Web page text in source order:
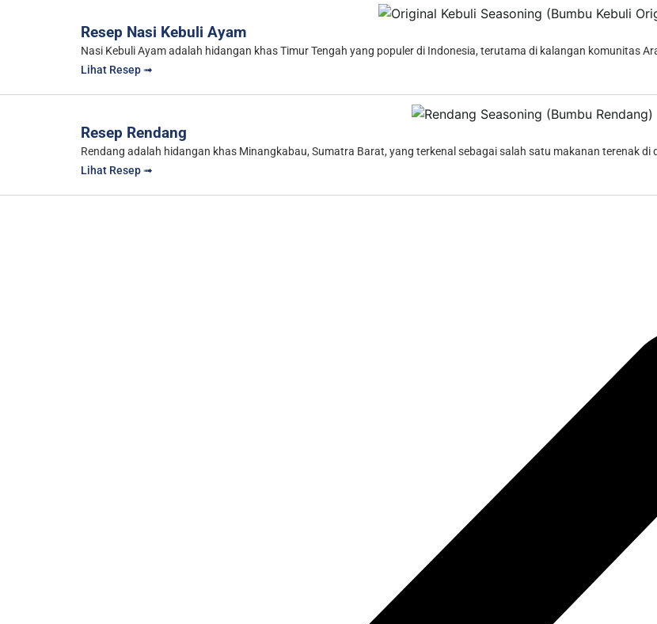
Resep Nasi Kebuli Ayam
Nasi Kebuli Ayam adalah hidangan khas Timur Tengah yang populer di Indonesia, terutama di kalangan komunitas
Lihat Resep ➟
Resep Rendang
Rendang adalah hidangan khas Minangkabau, Sumatra Barat, yang terkenal sebagai salah satu makanan terenak di
Lihat Resep ➟